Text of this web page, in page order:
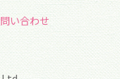
い合わせ